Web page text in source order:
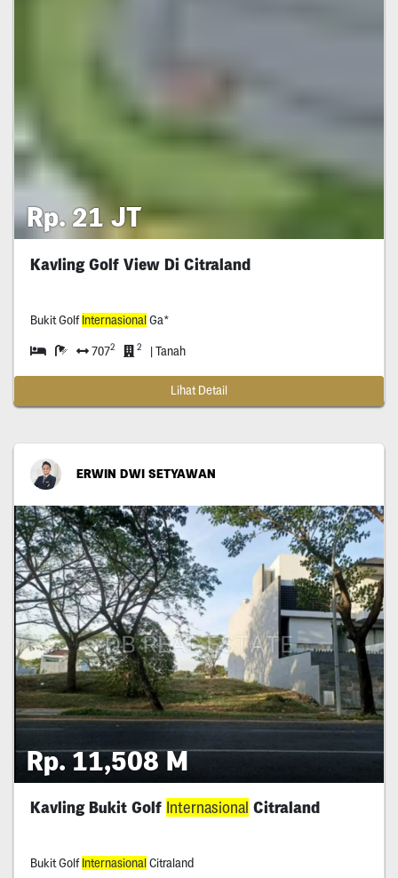
Rp. 21 JT
Kavling Golf View Di Citraland
Bukit GolfInternasionalGa*
7072 2 | Tanah
Lihat Detail
ERWIN DWI SETYAWAN
Rp. 11,508 M
Kavling Bukit Golf Internasional Citraland
Bukit GolfInternasionalCitraland